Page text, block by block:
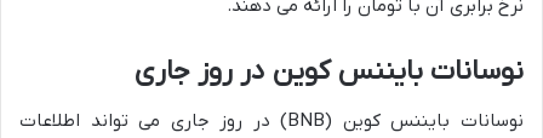
نرخ برابری آن با تومان را ارائه می دهند.
نوسانات بایننس کوین در روز جاری
نوسانات بایننس کوین (BNB) در روز جاری می تواند اطلاعات